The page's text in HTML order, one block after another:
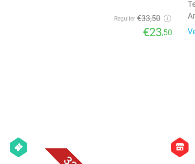
Regulier €33,50
€23,50
hexagon
events hexagon
store